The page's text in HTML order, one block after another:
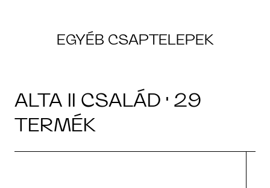
EGYÉB CSAPTELEPEK
ALTA II CSALÁD · 29
TERMÉK